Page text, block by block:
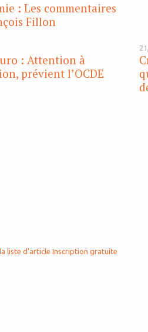
: Les commentaires
Fillon
: Attention à
prévient l’OCDE
liste d'article Inscription gratuite